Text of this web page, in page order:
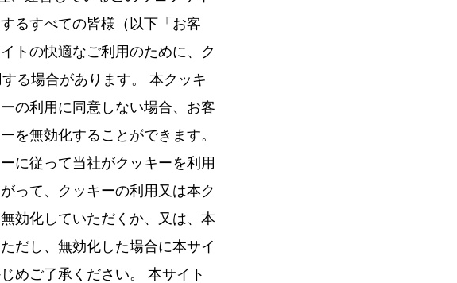
るすべての皆様（以下「お客
トの快適なご利用のために、ク
る場合があります。 本クッキ
の利用に同意しない場合、お客
を無効化することができます。
に従って当社がクッキーを利用
って、クッキーの利用又は本ク
効化していただくか、又は、本
だし、無効化した場合に本サイ
めご了承ください。 本サイト